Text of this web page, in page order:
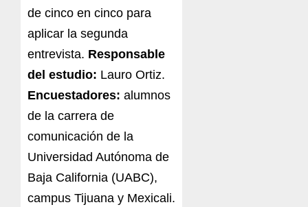
de cinco en cinco para
aplicar la segunda
entrevista. Responsable
del estudio: Lauro Ortiz.
Encuestadores: alumnos
de la carrera de
comunicación de la
Universidad Autónoma de
Baja California (UABC),
campus Tijuana y Mexicali.